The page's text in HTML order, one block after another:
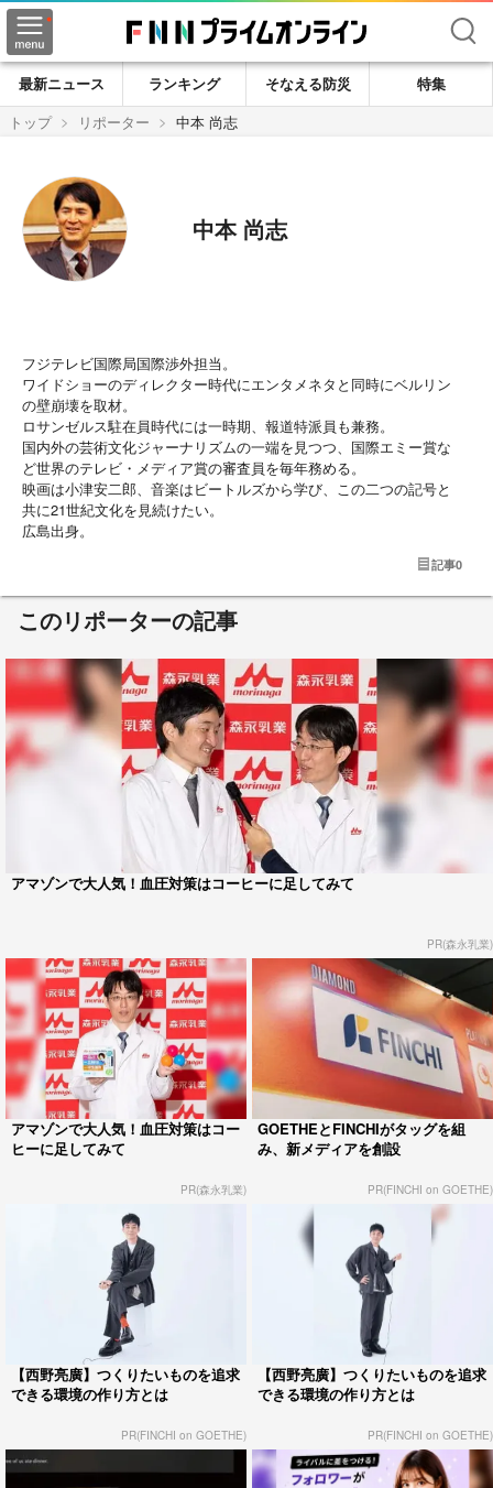
検索
最新ニュース ランキング そなえる防災
特集
トップ
リポーター 中本 尚志
中本 尚志
フジテレビ国際局国際渉外担当。
ワイドショーのディレクター時代にエンタメネタと同時にベルリン
の壁崩壊を取材。
ロサンゼルス駐在員時代には一時期、報道特派員も兼務。
国内外の芸術文化ジャーナリズムの一端を見つつ、国際エミー賞な
ど世界のテレビ・メディア賞の審査員を毎年務める。
映画は小津安二郎、音楽はビートルズから学び、この二つの記号と
共に21世紀文化を見続けたい。
広島出身。
記事0
このリポーターの記事
アマゾンで大人気！血圧対策はコーヒーに足してみて
PR(森永乳業)
アマゾンで大人気！血圧対策はコー
ヒーに足してみて
PR(森永乳業)
GOETHEとFINCHIがタッグを組
み、新メディアを創設
PR(FINCHI on GOETHE)
【西野亮廣】つくりたいものを追求
できる環境の作り方とは
PR(FINCHI on GOETHE)
【西野亮廣】つくりたいものを追求
できる環境の作り方とは
PR(FINCHI on GOETHE)